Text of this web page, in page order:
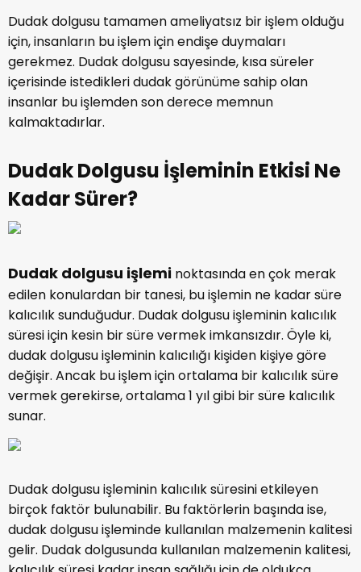
Dudak dolgusu tamamen ameliyatsız bir işlem olduğu
için, insanların bu işlem için endişe duymaları
gerekmez. Dudak dolgusu sayesinde, kısa süreler
içerisinde istedikleri dudak görünüme sahip olan
insanlar bu işlemden son derece memnun
kalmaktadırlar.
Dudak Dolgusu İşleminin Etkisi Ne
Kadar Sürer?
Dudak dolgusu işlemi noktasında en çok merak
edilen konulardan bir tanesi, bu işlemin ne kadar süre
kalıcılık sunduğudur. Dudak dolgusu işleminin kalıcılık
süresi için kesin bir süre vermek imkansızdır. Öyle ki,
dudak dolgusu işleminin kalıcılığı kişiden kişiye göre
değişir. Ancak bu işlem için ortalama bir kalıcılık süre
vermek gerekirse, ortalama 1 yıl gibi bir süre kalıcılık
sunar.
Dudak dolgusu işleminin kalıcılık süresini etkileyen
birçok faktör bulunabilir. Bu faktörlerin başında ise,
dudak dolgusu işleminde kullanılan malzemenin kalitesi
gelir. Dudak dolgusunda kullanılan malzemenin kalitesi,